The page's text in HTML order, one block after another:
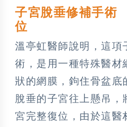
子宮脫垂修補手術
位
溫亭虹醫師說明，這項
術，是用一種特殊醫材
狀的網膜，鉤住骨盆底
脫垂的子宮往上懸吊，
宮完整復位，由於這醫